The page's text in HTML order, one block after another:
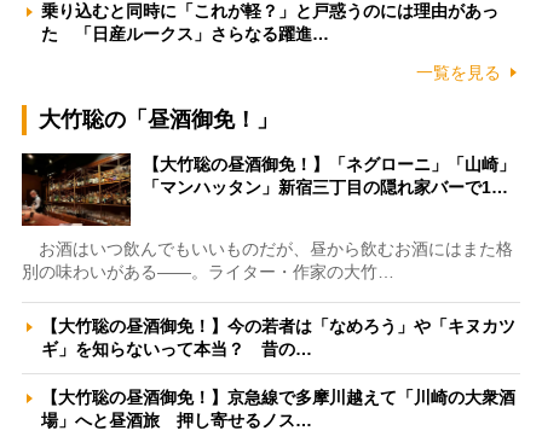
乗り込むと同時に「これが軽？」と戸惑うのには理由があっ
た 「日産ルークス」さらなる躍進…
一覧を見る
大竹聡の「昼酒御免！」
【大竹聡の昼酒御免！】「ネグローニ」「山崎」
「マンハッタン」新宿三丁目の隠れ家バーで1…
お酒はいつ飲んでもいいものだが、昼から飲むお酒にはまた格
別の味わいがある――。ライター・作家の大竹…
【大竹聡の昼酒御免！】今の若者は「なめろう」や「キヌカツ
ギ」を知らないって本当？ 昔の…
【大竹聡の昼酒御免！】京急線で多摩川越えて「川崎の大衆酒
場」へと昼酒旅 押し寄せるノス…